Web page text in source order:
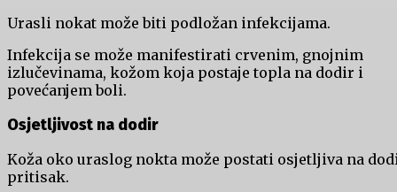
Urasli nokat može biti podložan infekcijama.
Infekcija se može manifestirati crvenim, gnojnim
izlučevinama, kožom koja postaje topla na dodir i
povećanjem boli.
Osjetljivost na dodir
Koža oko uraslog nokta može postati osjetljiva na
pritisak.